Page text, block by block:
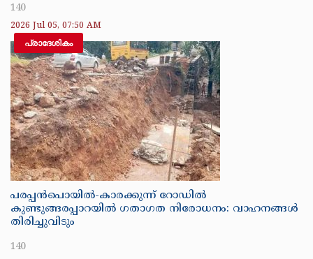
140
2026 Jul 05, 07:50 AM
പ്രാദേശികം
പരപ്പൻപൊയിൽ-കാരക്കുന്ന് റോഡിൽ
കുണ്ടുങ്ങരപ്പാറയിൽ ഗതാഗത നിരോധനം: വാഹനങ്ങൾ
തിരിച്ചുവിടും
140